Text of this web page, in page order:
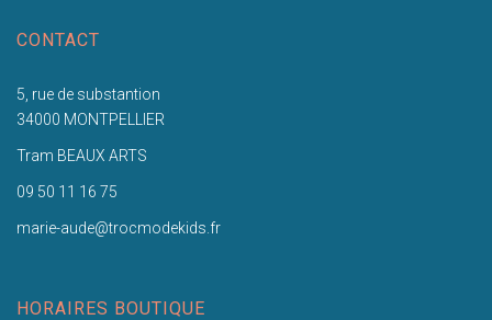
CONTACT
5, rue de substantion
34000 MONTPELLIER
Tram BEAUX ARTS
09 50 11 16 75
marie-aude@trocmodekids.fr
HORAIRES BOUTIQUE